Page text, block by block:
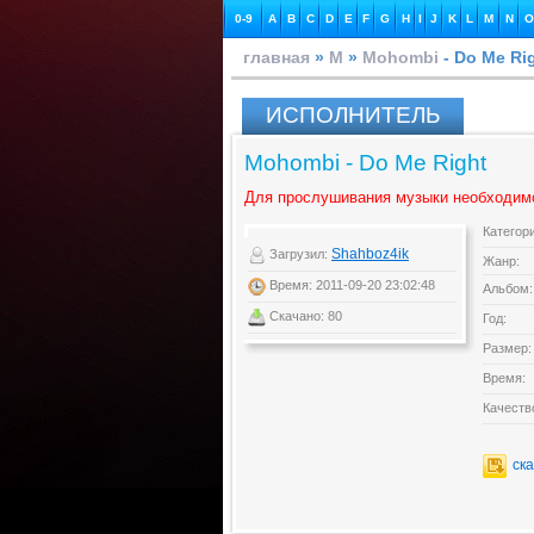
0-9 A B C D E F G H I J K L M N O
главная » M » Mohombi - Do Me
ИСПОЛНИТЕЛЬ
Mohombi - Do Me Right
Для прослушивания музыки
Загрузил: Shahboz4ik
Время: 2011-09-20 23:02:48
Скачано: 80
Жанр:
Альбом:
Год:
Размер:
Время: